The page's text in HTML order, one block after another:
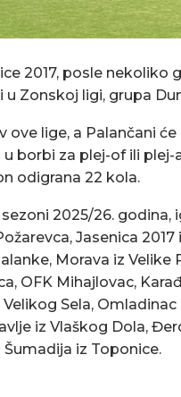
2017, posle nekoliko
Zonskoj ligi, grupa
ove lige, a Palančani
borbi za plej-of ili plej-
odigrana 22 kola.
2025/26. godina,
Jasenica 2017
Morava iz Velike
OFK Mihajlovac,
Sela, Omladinac
iz Vlaškog Dola,
Šumadija iz Toponice.